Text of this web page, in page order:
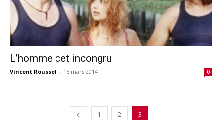
L’homme cet incongru
Vincent Roussel - 15 mars 2014 0
1 2 3